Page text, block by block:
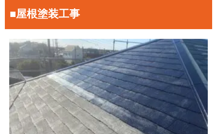
■屋根塗装工事